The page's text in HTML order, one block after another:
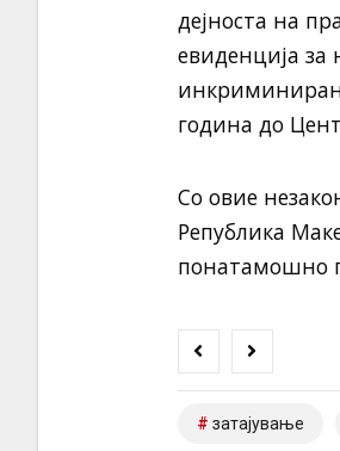
дејноста на
евиденција за
година до
Со овие
Република
понатамошно
затајување